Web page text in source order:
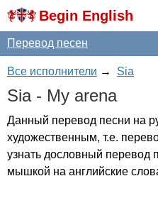
Begin English
Перевод песен
Все исполнители → Sia
Sia- My arena
Данный перевод песни на
художественным, т.е.
узнать дословный перевод
мышкой на английские